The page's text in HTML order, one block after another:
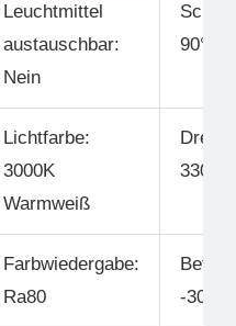
Leuchtmittel
austauschbar:
Nein
90°
Lichtfarbe:
3000K
Warmweiß
330°
Farbwiedergabe:
Ra80
-30°C